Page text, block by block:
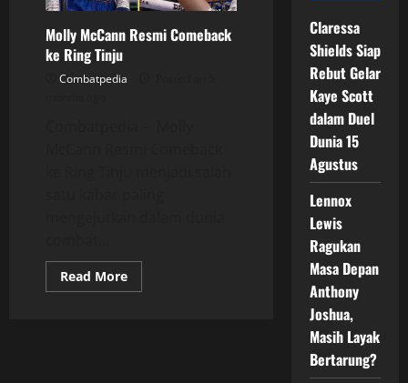
Molly McCann Resmi Comeback
ke Ring Tinju
Combatpedia
Read MoreRead
more
Claressa
Shields Siap
Rebut Gelar
Kaye Scott
dalam Duel
Dunia 15
Agustus
Lennox
Lewis
Ragukan
Masa Depan
Anthony
Joshua,
Masih Layak
Bertarung?